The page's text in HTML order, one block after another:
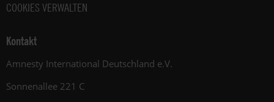
COOKIES VERWALTEN
Kontakt
Amnesty International Deutschland e.V.
Sonnenallee 221 C